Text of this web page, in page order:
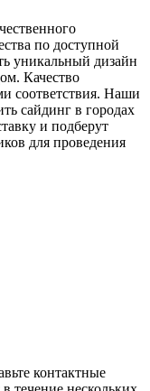
по доступной
уникальный дизайн
Качество
соответствия. Наши
сайдинг в городах
и подберут
для проведения
контактные